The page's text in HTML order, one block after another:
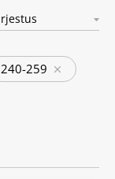
240-259